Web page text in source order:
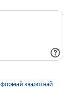
формай зваротнай